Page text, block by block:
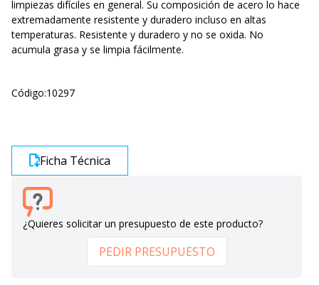
limpiezas difíciles en general. Su composición de acero lo hace
extremadamente resistente y duradero incluso en altas
temperaturas. Resistente y duradero y no se oxida. No
acumula grasa y se limpia fácilmente.
Código:10297
Ficha Técnica
¿Quieres solicitar un presupuesto de este producto?
PEDIR PRESUPUESTO